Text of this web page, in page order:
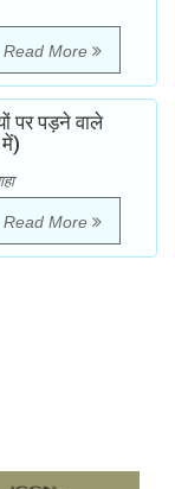
Read More
पर पड़ने वाले
Read More